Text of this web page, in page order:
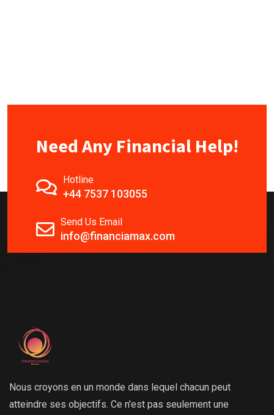
Need Any Financial Help!
Hotline
+44 7537 103055
Send Us Email
info@financiamax.com
Nous croyons en un monde dans lequel chacun peut
atteindre ses objectifs. Ce n'est pas seulement une